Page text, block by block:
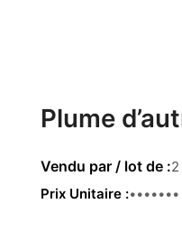
Plume
2
Prix Unitaire 21.00 €